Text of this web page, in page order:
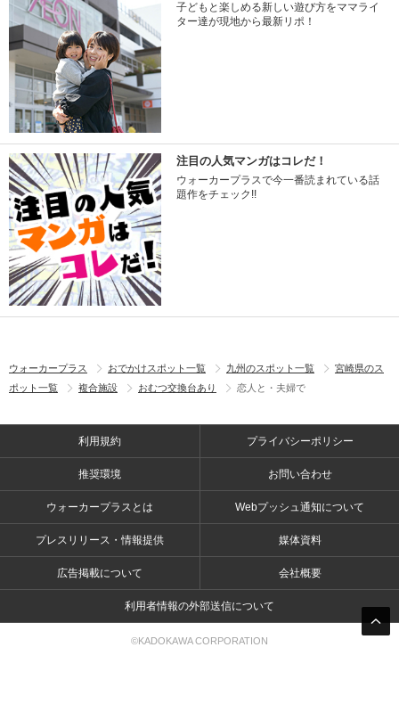
子どもと楽しめる新しい遊び方をママライ
ター達が現地から最新リポ！
注目の人気マンガはコレだ！
ウォーカープラスで今一番読まれている話
題作をチェック!!
ウォーカープラス おでかけスポット一覧 九州のスポット一覧
宮崎県のス
ポット一覧
複合施設 おむつ交換台あり 恋人と・夫婦で
利用規約 プライバシーポリシー
推奨環境 お問い合わせ
ウォーカープラスとは Webプッシュ通知について
プレスリリース・情報提供 媒体資料
広告掲載について 会社概要
利用者情報の外部送信について
©KADOKAWA CORPORATION